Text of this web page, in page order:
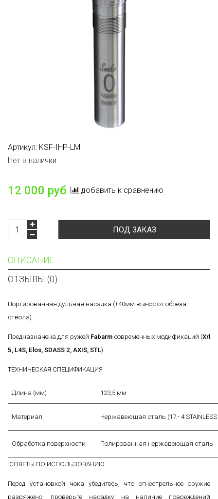
Артикул: KSF-IHP-LM
Нет в наличии
12 000 руб добавить к сравнению
ПОД ЗАКАЗ
ОПИСАНИЕ
ОТЗЫВЫ (0)
Портированная дульная насадка (+40мм вынос от обреза
ствола).
Предназначена для ружей Fabarm современных модификаций (Xrl
5, L4S, Elos, SDASS 2, AXIS, STL).
ТЕХНИЧЕСКАЯ СПЕЦИФИКАЦИЯ
Длина (мм) 123,5 мм
Материал Нержавеющая сталь (17 - 4 STAINLESS
Обработка поверхности Полированная нержавеющая сталь
СОВЕТЫ ПО ИСПОЛЬЗОВАНИЮ
Перед установкой чока убедитесь, что огнестрельное оружие
разряжено, проверьте насадку на наличие повреждений